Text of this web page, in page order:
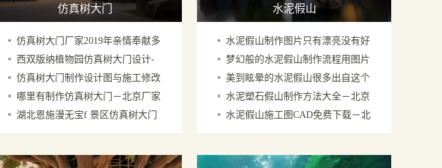
仿真树大门
仿真树大门厂家2019年亲情奉献多
的案例照片
西双版纳植物园仿真树大门设计-
北京制作厂家
仿真树大门制作设计图与施工修改
后的效果对比
哪里有制作仿真树大门－北京厂家
各种仿真树大门
湖北恩施漫无宝f 景区仿真树大门
水泥假山
水泥假山制作图片只有漂亮没有好
看快来喽两眼
梦幻般的水泥假山制作流程用图片
显示是这样的繁琐复杂
美到眩晕的水泥假山很多出自这个
厂家图片太好看了
水泥塑石假山制作方法大全－北京
厂家经验共享
水泥假山施工图CAD免费下载－北